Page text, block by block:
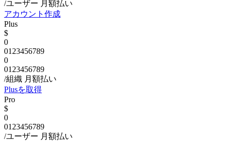
/ユーザー 月額払い
アカウント作成
Plus
$
0
01 23456789
0
01 23456789
/組織 月額払い
Plusを取得
Pro
$
0
01 23456789
/ユーザー 月額払い